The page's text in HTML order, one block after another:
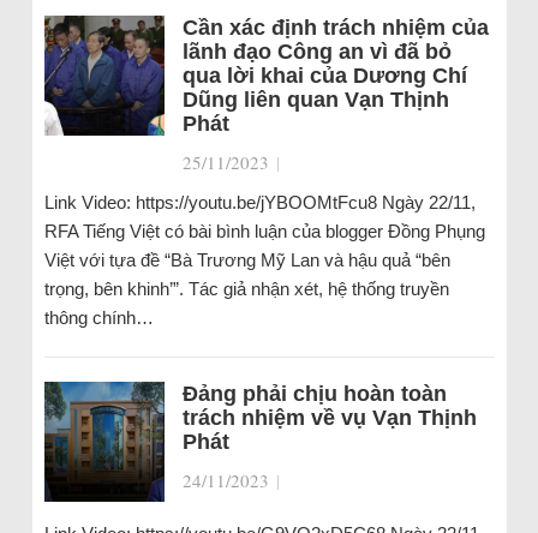
Cần xác định trách nhiệm của
lãnh đạo Công an vì đã bỏ
qua lời khai của Dương Chí
Dũng liên quan Vạn Thịnh
Phát
25/11/2023 |
Link Video: https://youtu.be/jYBOOMtFcu8 Ngày 22/11,
RFA Tiếng Việt có bài bình luận của blogger Đồng Phụng
Việt với tựa đề “Bà Trương Mỹ Lan và hậu quả “bên
trọng, bên khinh’”. Tác giả nhận xét, hệ thống truyền
thông chính…
Đảng phải chịu hoàn toàn
trách nhiệm về vụ Vạn Thịnh
Phát
24/11/2023 |